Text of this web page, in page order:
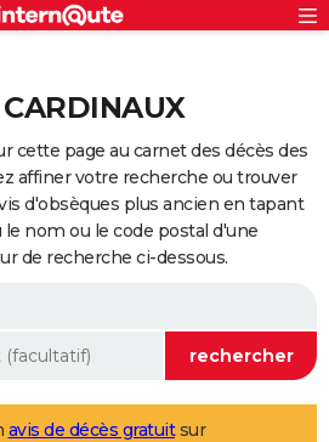
cette page au carnet des décès des
affiner votre recherche ou trouver
d'obsèques plus ancien en tapant
nom ou le code postal d'une
de recherche ci-dessous.
avis de décès gratuitsur